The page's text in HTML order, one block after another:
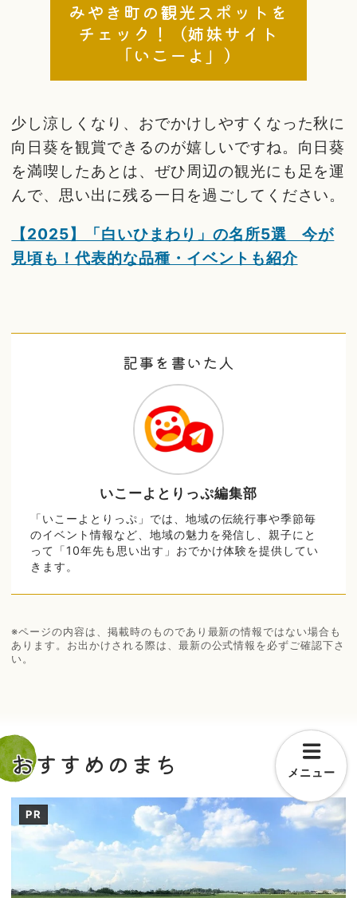
みやき町の観光スポットを
チェック！（姉妹サイト
「いこーよ」）
少し涼しくなり、おでかけしやすくなった秋に
向日葵を観賞できるのが嬉しいですね。向日葵
を満喫したあとは、ぜひ周辺の観光にも足を運
んで、思い出に残る一日を過ごしてください。
【2025】「白いひまわり」の名所5選 今が
見頃も！代表的な品種・イベントも紹介
記事を書いた人
いこーよとりっぷ編集部
「いこーよとりっぷ」では、地域の伝統行事や季節毎
のイベント情報など、地域の魅力を発信し、親子にと
って「10年先も思い出す」おでかけ体験を提供してい
きます。
※ページの内容は、掲載時のものであり最新の情報ではない場合も
あります。お出かけされる際は、最新の公式情報を必ずご確認下さ
い。
おすすめのまち
PR
メニュー